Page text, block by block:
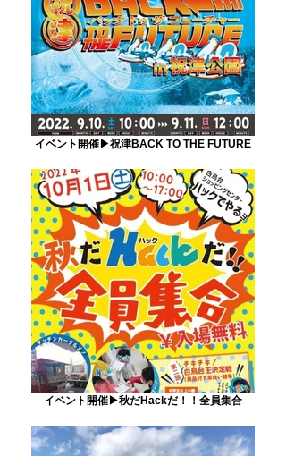
イベント開催▶祝津BACK TO THE FUTURE
イベント開催▶秋だHackだ！！全員集合